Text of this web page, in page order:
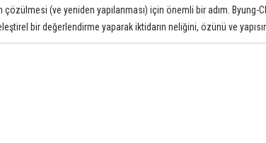
(ve yeniden yapılanması) için önemli bir adım. Byung-
bir değerlendirme yaparak iktidarın neliğini, özünü ve